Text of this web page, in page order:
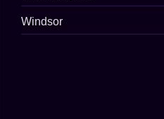
Windsor